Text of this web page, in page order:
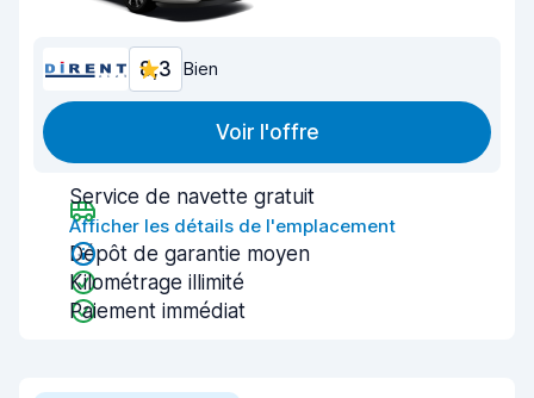
8,3 Bien
Voir l'offre
Service de navette gratuit
Afficher les détails de l'emplacement
Dépôt de garantie moyen
Kilométrage illimité
Paiement immédiat